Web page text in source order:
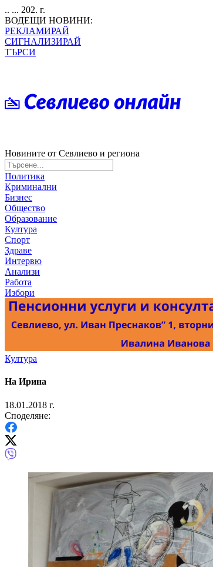
.. ... 202. г.
ВОДЕЩИ НОВИНИ:
РЕКЛАМИРАЙ
СИГНАЛИЗИРАЙ
ТЪРСИ
Новините от Севлиево и региона
Политика
Криминални
Бизнес
Общество
Образование
Култура
Спорт
Здраве
Интервю
Анализи
Работа
Избори
Култура
На Ирина
18.01.2018 г.
Споделяне: